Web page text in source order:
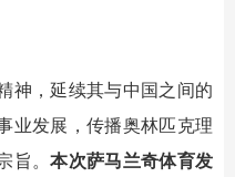
神，延续其与中国之间的
业发展，传播奥林匹克理
旨。本次萨马兰奇体育发